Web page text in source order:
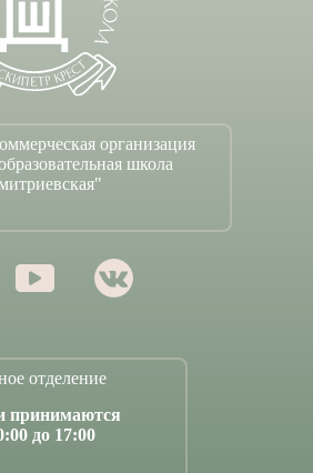
организация
школа
отделение
принимаются
до 17:00